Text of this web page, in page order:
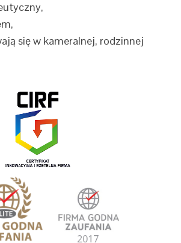
się w kameralnej, rodzinnej